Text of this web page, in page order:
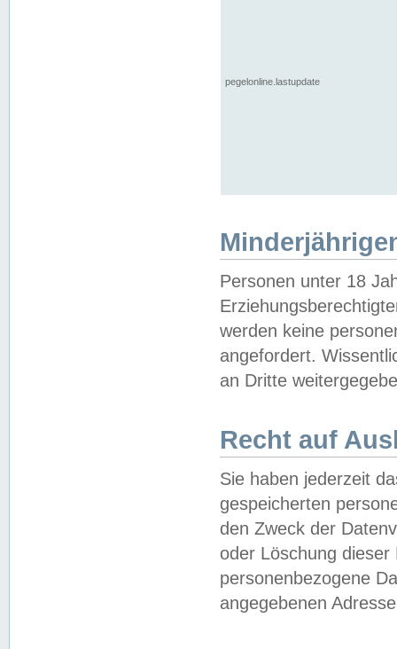
pegelonline.lastupdate
Personen unter 18
werden keine
angefordert.
an Dritte
Recht auf
Sie haben jederzeit
gespeicherten
den Zweck der
oder Löschung
personenbezogene
angegebenen